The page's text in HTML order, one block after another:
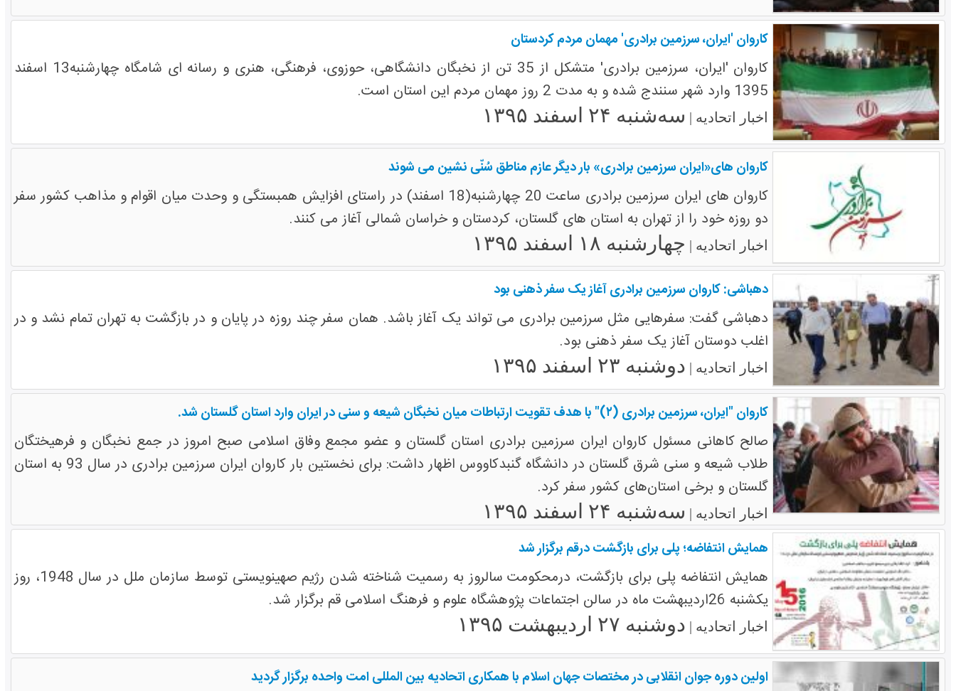
کاروان 'ایران، سرزمین برادری' مهمان مردم کردستان
کاروان 'ایران، سرزمین برادری' متشکل از 35 تن از نخبگان دانشگاهی، حوزوی، فرهنگی، هنری و رسانه ای شامگاه چهارشنبه13 اسفند
1395 وارد شهر سنندج شده و به مدت 2 روز مهمان مردم این استان است.
اخبار اتحادیه | سه‌شنبه ۲۴ اسفند ۱۳۹۵
کاروان های«ایران سرزمین برادری» بار دیگر عازم مناطق سُنّی نشین می شوند
کاروان های ایران سرزمین برادری ساعت 20 چهارشنبه(18 اسفند) در راستای افزایش همبستگی و وحدت میان اقوام و مذاهب کشور سفر
دو روزه خود را از تهران به استان های گلستان، کردستان و خراسان شمالی آغاز می کنند.
اخبار اتحادیه | چهارشنبه ۱۸ اسفند ۱۳۹۵
دهباشی: کاروان سرزمین برادری آغاز یک سفر ذهنی بود
دهباشی گفت: سفرهایی مثل سرزمین برادری می تواند یک آغاز باشد. همان سفر چند روزه در پایان و در بازگشت به تهران تمام نشد و در
اغلب دوستان آغاز یک سفر ذهنی بود.
اخبار اتحادیه | دوشنبه ۲۳ اسفند ۱۳۹۵
کاروان "ایران، سرزمین برادری (۲)" با هدف تقویت ارتباطات میان نخبگان شیعه و سنی در ایران وارد استان گلستان شد.
صالح کاهانی مسئول کاروان ایران سرزمین برادری استان گلستان و عضو مجمع وفاق اسلامی صبح امروز در جمع نخبگان و فرهیختگان
طلاب شیعه و سنی شرق گلستان در دانشگاه گنبدکاووس اظهار داشت: برای نخستین بار کاروان ایران سرزمین برادری در سال 93 به استان
گلستان و برخی استان‌های کشور سفر کرد.
اخبار اتحادیه | سه‌شنبه ۲۴ اسفند ۱۳۹۵
همایش انتفاضه؛ پلی برای بازگشت درقم برگزار شد
همایش انتفاضه پلی برای بازگشت، درمحکومت سالروز به رسمیت شناخته شدن رژیم صهینویستی توسط سازمان ملل در سال 1948، روز
یکشنبه 26اردیبهشت ماه در سالن اجتماعات پژوهشگاه علوم و فرهنگ اسلامی قم برگزار شد.
اخبار اتحادیه | دوشنبه ۲۷ اردیبهشت ۱۳۹۵
اولین دوره جوان انقلابی در مختصات جهان اسلام با همکاری اتحادیه بین المللی امت واحده برگزار گردید